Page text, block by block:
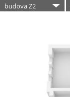
budova Z2